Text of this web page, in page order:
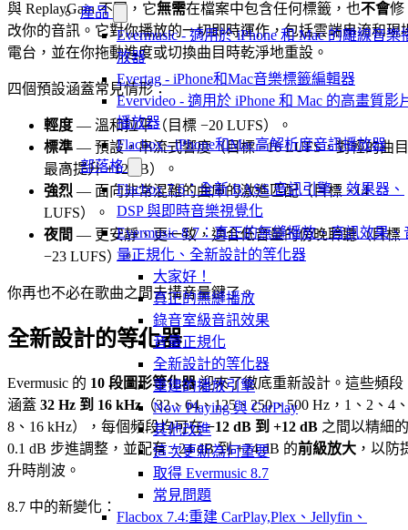
產品
Evermusic - 適用於 iPhone 和 Mac 的離線音樂
放器
Evertag - iPhone和Mac音樂標籤編輯器
Evervideo - 適用於 iPhone 和 Mac 的高畫質影
播放器
Flacbox - iPhone和Mac高解析度音訊播放器
部落格
Flacbox 7.6：全新 BASS 音訊引擎、效果器、
DSP 與即時音樂視覺化
Evermusic 8.7：真正的無縫播放、音訊效果、
量正規化、全新設計的等化器
大家好！
真正的無縫播放
錄音室級音訊效果
音量正規化
全新設計的等化器
重建的播放引擎
Now Playing 與 CarPlay
其他改進
這次更新為何重要
取得 Evermusic 8.7
常見問題
Flacbox 7.4:重建 CarPlay,Plex、Jellyfin、
與 ReplayGain 不同，它無需在檔案中包含任何標籤，也不會修
改你的音訊。它對你播放的一切即時運作，包括雲端串流和現
電台，並在你拖動進度或切換曲目時乾淨地重設。
四個預設涵蓋常見情形：
輕度 — 溫和拉平（目標 −20 LUFS）。
標準 — 預設，串流式響度（目標 −16 LUFS，對輕的曲目
最高提升 +12 dB）。
強烈 — 面向非常混雜的曲庫的激進匹配（目標 −14
LUFS）。
夜間 — 更安靜、更一致，適合低音量的傍晚聆聽（目標
−23 LUFS）。
你再也不必在歌曲之間去搆音量鍵了。
全新設計的等化器
Evermusic 的 10 段圖形等化器迎來了徹底重新設計。這些頻段
涵蓋 32 Hz 到 16 kHz（32、64、125、250、500 Hz，1、2、4
8、16 kHz），每個頻段均可在−12 dB 到 +12 dB 之間以精細的
0.1 dB 步進調整，並配有 −24 dB 到 +24 dB 的前級放大 ，以防
升時削波。
8.7 中的新變化：